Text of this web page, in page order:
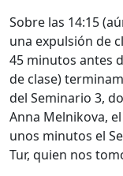
Sobre las 14:15
una expulsión de
45 minutos antes
de clase)
del Seminario 3,
Anna Melnikova,
unos minutos el
Tur, quien nos